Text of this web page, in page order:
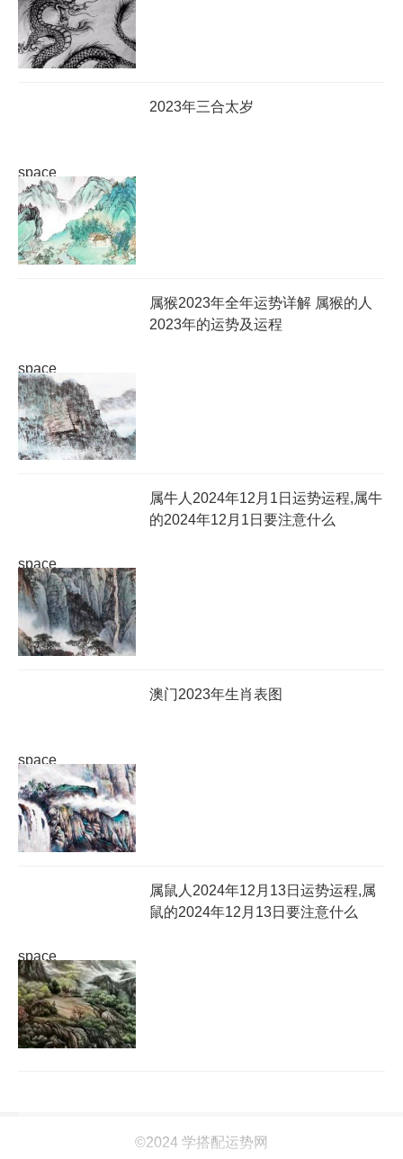
space
2023年三合太岁
space
属猴2023年全年运势详解 属猴的人
2023年的运势及运程
space
属牛人2024年12月1日运势运程,属牛
的2024年12月1日要注意什么
space
澳门2023年生肖表图
space
属鼠人2024年12月13日运势运程,属
鼠的2024年12月13日要注意什么
©2024 学搭配运势网